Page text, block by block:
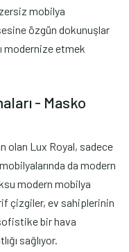
mobilya
özgün dokunuşlar
modernize etmek
- Masko
olan Lux Royal, sadece
da modern
modern mobilya
çizgiler, ev sahiplerinin
bir hava
sağlıyor.